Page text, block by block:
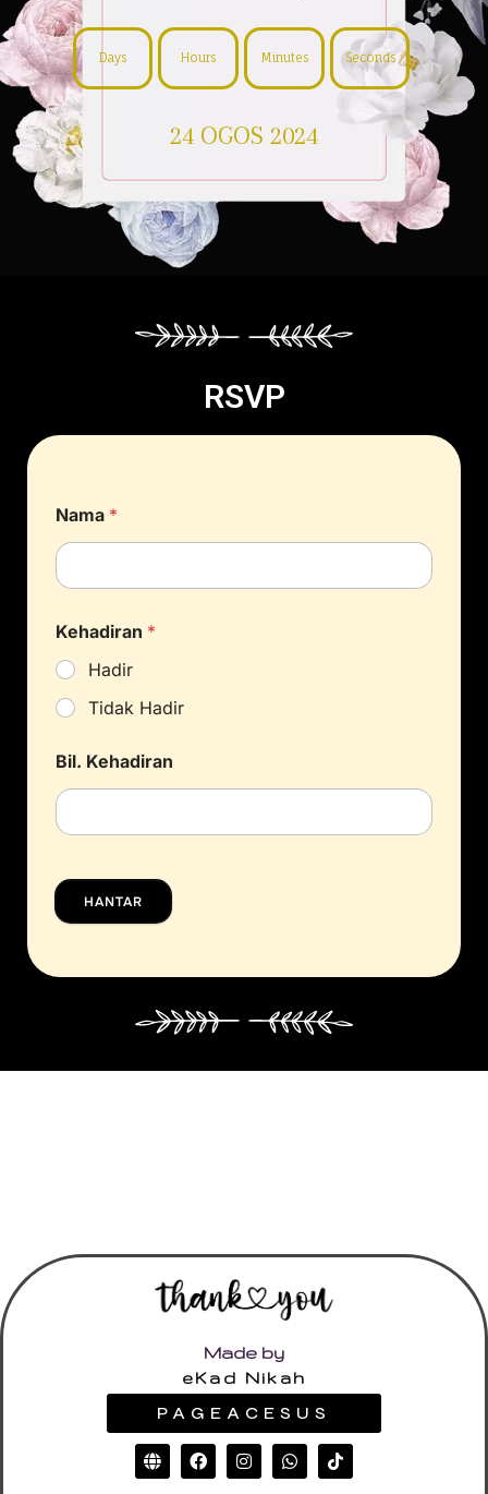
Days Hours Minutes Seconds
24 OGOS 2024
RSVP
Nama *
Kehadiran *
Hadir
Tidak Hadir
Bil. Kehadiran
HANTAR
Made by
eKad Nikah
PAGEACESUS